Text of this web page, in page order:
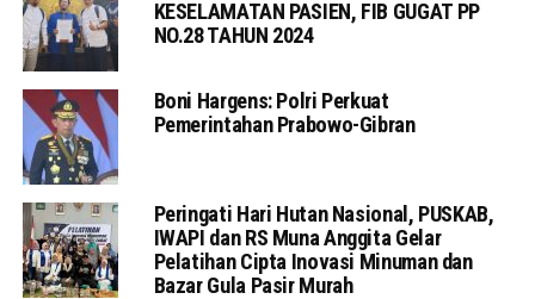
KESELAMATAN PASIEN, FIB GUGAT PP
NO.28 TAHUN 2024
Boni Hargens: Polri Perkuat
Pemerintahan Prabowo-Gibran
Peringati Hari Hutan Nasional, PUSKAB,
IWAPI dan RS Muna Anggita Gelar
Pelatihan Cipta Inovasi Minuman dan
Bazar Gula Pasir Murah